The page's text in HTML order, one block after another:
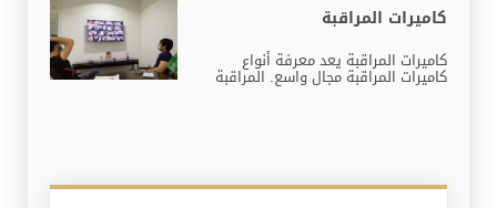
كاميرات المراقبة
كاميرات المراقبة يعد معرفة أنواع
كاميرات المراقبة مجال واسع. المراقبة